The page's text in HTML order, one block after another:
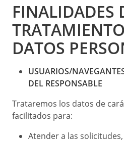
FINALIDADES
DATOS
USUARIOS/
DEL RESPONSABLE
Trataremos los datos de
facilitados para:
Atender a las